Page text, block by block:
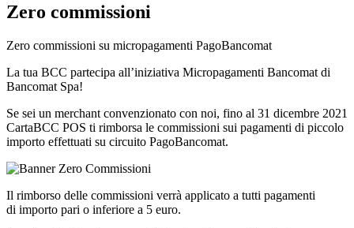
Zero commissioni
Zero commissioni su micropagamenti PagoBancomat
La tua BCC partecipa all’iniziativa Micropagamenti Bancomat di
Bancomat Spa!
Se sei un merchant convenzionato con noi, fino al 31 dicembre 2021
CartaBCC POS ti rimborsa le commissioni sui pagamenti di piccolo
importo effettuati su circuito PagoBancomat.
Il rimborso delle commissioni verrà applicato a tutti pagamenti
di importo pari o inferiore a 5 euro.